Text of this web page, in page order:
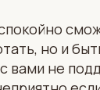
но и
вами не